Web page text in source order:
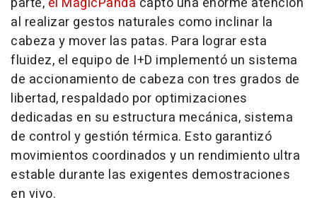
al realizar gestos naturales como inclinar la
cabeza y mover las patas. Para lograr esta
fluidez, el equipo de I+D implementó un sistema
de accionamiento de cabeza con tres grados de
libertad, respaldado por optimizaciones
dedicadas en su estructura mecánica, sistema
de control y gestión térmica. Esto garantizó
movimientos coordinados y un rendimiento ultra
estable durante las exigentes demostraciones
en vivo.